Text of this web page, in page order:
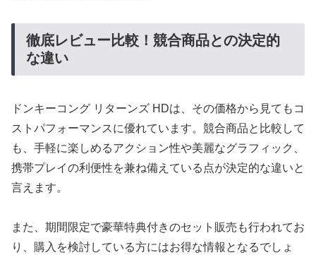
徹底レビュー比較！競合商品との決定的
な違い
ドンキーコング リターンズ HDは、その価格から見てもコ
ストパフォーマンスに優れています。競合商品と比較して
も、手軽に楽しめるアクション性や美麗なグラフィック、
携帯プレイの利便性を兼ね備えている点が決定的な違いと
言えます。
また、期間限定で豪華特典付きのセット販売も行われてお
り、購入を検討している方にはお得な情報となるでしょ